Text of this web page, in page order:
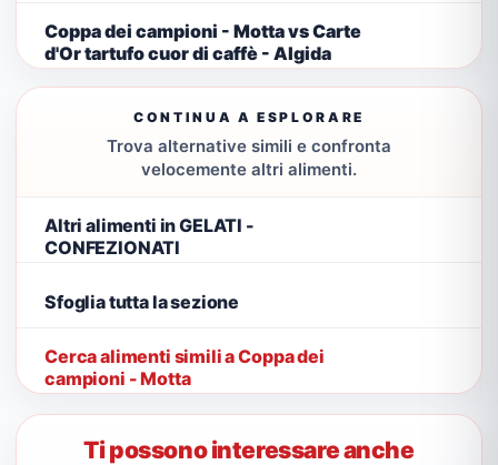
Coppa dei campioni - Motta vs Carte
d'Or tartufo cuor di caffè - Algida
CONTINUA A ESPLORARE
Trova alternative simili e confronta
velocemente altri alimenti.
Altri alimenti in GELATI -
CONFEZIONATI
Sfoglia tutta la sezione
Cerca alimenti simili a Coppa dei
campioni - Motta
Ti possono interessare anche